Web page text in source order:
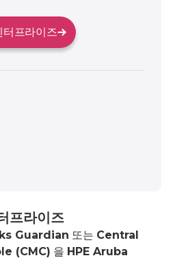
프라이즈
Guardian 또는 Central
(CMC) 을 HPE Aruba
터프라이즈